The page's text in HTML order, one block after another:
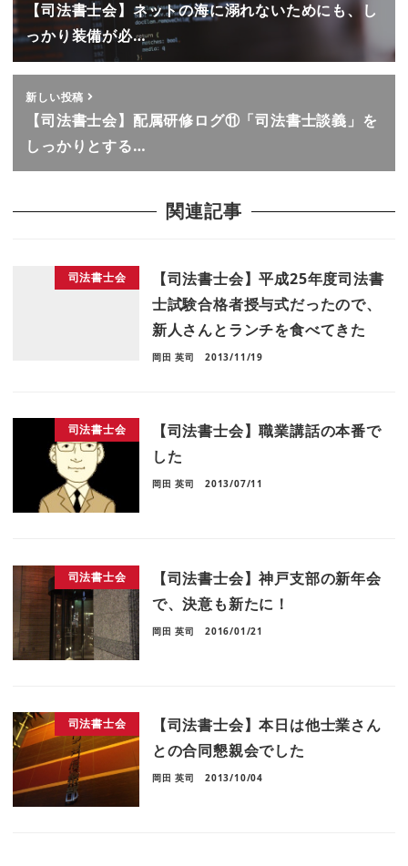
【司法書士会】ネットの海に溺れないためにも、し
っかり装備が必…
新しい投稿
【司法書士会】配属研修ログ⑪「司法書士談義」を
しっかりとする…
関連記事
司法書士会
【司法書士会】平成25年度司法書
士試験合格者授与式だったので、
新人さんとランチを食べてきた
岡田 英司 2013/11/19
司法書士会
【司法書士会】職業講話の本番で
した
岡田 英司 2013/07/11
司法書士会
【司法書士会】神戸支部の新年会
で、決意も新たに！
岡田 英司 2016/01/21
司法書士会
【司法書士会】本日は他士業さん
との合同懇親会でした
岡田 英司 2013/10/04